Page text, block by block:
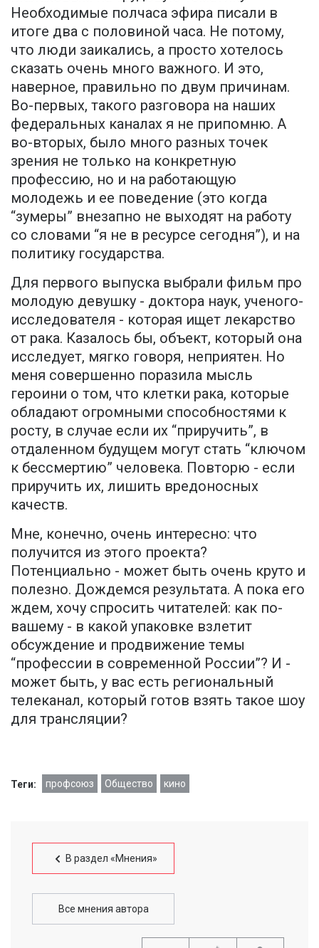
Необходимые полчаса эфира писали в
итоге два с половиной часа. Не потому,
что люди заикались, а просто хотелось
сказать очень много важного. И это,
наверное, правильно по двум причинам.
Во-первых, такого разговора на наших
федеральных каналах я не припомню. А
во-вторых, было много разных точек
зрения не только на конкретную
профессию, но и на работающую
молодежь и ее поведение (это когда
“зумеры” внезапно не выходят на работу
со словами “я не в ресурсе сегодня”), и на
политику государства.
Для первого выпуска выбрали фильм про
молодую девушку - доктора наук, ученого-
исследователя - которая ищет лекарство
от рака. Казалось бы, объект, который она
исследует, мягко говоря, неприятен. Но
меня совершенно поразила мысль
героини о том, что клетки рака, которые
обладают огромными способностями к
росту, в случае если их “приручить”, в
отдаленном будущем могут стать “ключом
к бессмертию” человека. Повторю - если
приручить их, лишить вредоносных
качеств.
Мне, конечно, очень интересно: что
получится из этого проекта?
Потенциально - может быть очень круто и
полезно. Дождемся результата. А пока его
ждем, хочу спросить читателей: как по-
вашему - в какой упаковке взлетит
обсуждение и продвижение темы
“профессии в современной России”? И -
может быть, у вас есть региональный
телеканал, который готов взять такое шоу
для трансляции?
Теги: профсоюз Общество кино
В раздел «Мнения»
Все мнения автора